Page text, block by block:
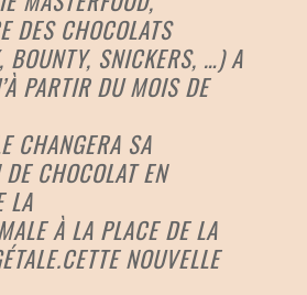
DES CHOCOLATS
BOUNTY, SNICKERS, …) A
PARTIR DU MOIS DE
CHANGERA SA
CHOCOLAT EN
LA
À LA PLACE DE LA
NOUVELLE